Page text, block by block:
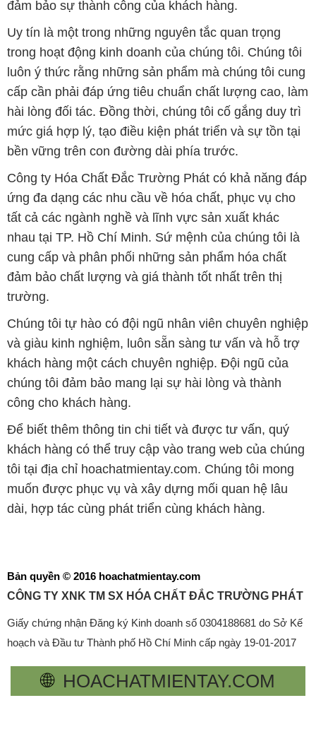
đảm bảo sự thành công của khách hàng.
Uy tín là một trong những nguyên tắc quan trọng
trong hoạt động kinh doanh của chúng tôi. Chúng tôi
luôn ý thức rằng những sản phẩm mà chúng tôi cung
cấp cần phải đáp ứng tiêu chuẩn chất lượng cao, làm
hài lòng đối tác. Đồng thời, chúng tôi cố gắng duy trì
mức giá hợp lý, tạo điều kiện phát triển và sự tồn tại
bền vững trên con đường dài phía trước.
Công ty Hóa Chất Đắc Trường Phát có khả năng đáp
ứng đa dạng các nhu cầu về hóa chất, phục vụ cho
tất cả các ngành nghề và lĩnh vực sản xuất khác
nhau tại TP. Hồ Chí Minh. Sứ mệnh của chúng tôi là
cung cấp và phân phối những sản phẩm hóa chất
đảm bảo chất lượng và giá thành tốt nhất trên thị
trường.
Chúng tôi tự hào có đội ngũ nhân viên chuyên nghiệp
và giàu kinh nghiệm, luôn sẵn sàng tư vấn và hỗ trợ
khách hàng một cách chuyên nghiệp. Đội ngũ của
chúng tôi đảm bảo mang lại sự hài lòng và thành
công cho khách hàng.
Để biết thêm thông tin chi tiết và được tư vấn, quý
khách hàng có thể truy cập vào trang web của chúng
tôi tại địa chỉ hoachatmientay.com. Chúng tôi mong
muốn được phục vụ và xây dựng mối quan hệ lâu
dài, hợp tác cùng phát triển cùng khách hàng.
Bản quyền © 2016 hoachatmientay.com
CÔNG TY XNK TM SX HÓA CHẤT ĐẮC TRƯỜNG PHÁT
Giấy chứng nhận Đăng ký Kinh doanh số 0304188681 do Sở Kế
hoạch và Đầu tư Thành phố Hồ Chí Minh cấp ngày 19-01-2017
🌐 HOACHATMIENTAY.COM